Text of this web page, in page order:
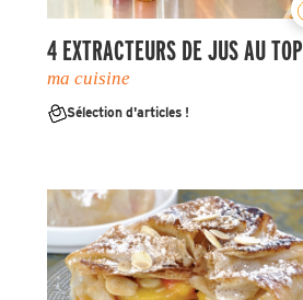
4 EXTRACTEURS DE JUS AU TOP
ma cuisine
Sélection d'articles !